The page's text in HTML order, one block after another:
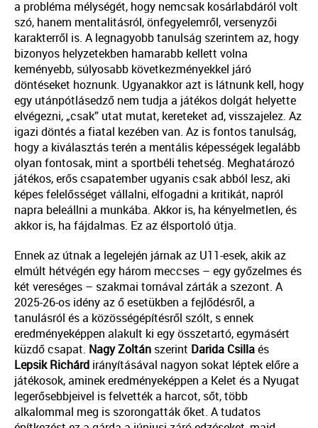
a probléma mélységét, hogy nemcsak kosárlabdáról volt
szó, hanem mentalitásról, önfegyelemről, versenyzői
karakterről is. A legnagyobb tanulság szerintem az, hogy
bizonyos helyzetekben hamarabb kellett volna
keményebb, súlyosabb következményekkel járó
döntéseket hoznunk. Ugyanakkor azt is látnunk kell, hogy
egy utánpótlásedző nem tudja a játékos dolgát helyette
elvégezni, „csak” utat mutat, kereteket ad, visszajelez. Az
igazi döntés a fiatal kezében van. Az is fontos tanulság,
hogy a kiválasztás terén a mentális képességek legalább
olyan fontosak, mint a sportbéli tehetség. Meghatározó
játékos, erős csapatember ugyanis csak abból lesz, aki
képes felelősséget vállalni, elfogadni a kritikát, napról
napra beleállni a munkába. Akkor is, ha kényelmetlen, és
akkor is, ha fájdalmas. Ez az élsportoló útja.
Ennek az útnak a legelején járnak az U11-esek, akik az
elmúlt hétvégén egy három meccses – egy győzelmes és
két vereséges – szakmai tornával zárták a szezont. A
2025-26-os idény az ő esetükben a fejlődésről, a
tanulásról és a közösségépítésről szólt, s ennek
eredményeképpen alakult ki egy összetartó, egymásért
küzdő csapat. Nagy Zoltán szerint Darida Csillaés
Lepsik Richárd irányításával nagyon sokat léptek előre a
játékosok, aminek eredményeképpen a Kelet és a Nyugat
legerősebbjeivel is felvették a harcot, sőt, több
alkalommal meg is szorongatták őket. A tudatos